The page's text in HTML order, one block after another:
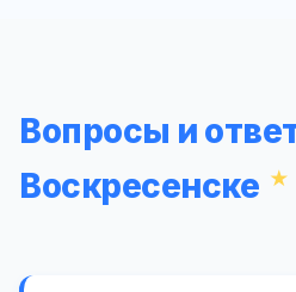
Вопросы и
Воскресенске